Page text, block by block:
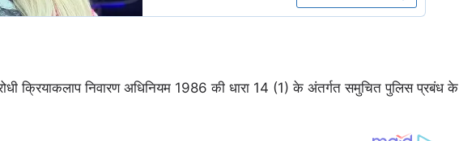
क्रियाकलाप निवारण अधिनियम 1986 की धारा 14 (1) के अंतर्गत समुचित पुलिस प्रबंध के